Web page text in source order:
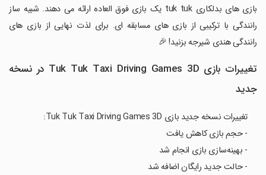
‏بازی های بدلکاری tuk tuk یک بازی فوق العاده ارائه می دهند. شبیه ساز
رانندگی با ترکیبی از بازی های مسابقه ای. برای لذت نهایی از بازی های
رانندگی هندی شیرجه بزنید! 🎉
تغییرات بازی Tuk Tuk Taxi Driving Games 3D در نسخه
جدید
تغییرات نسخه جدید بازی Tuk Tuk Taxi Driving Games 3D:
- حجم بازی کاهش یافت
- بهینه‌سازی بازی انجام شد
- حالت جدید رایگان اضافه شد